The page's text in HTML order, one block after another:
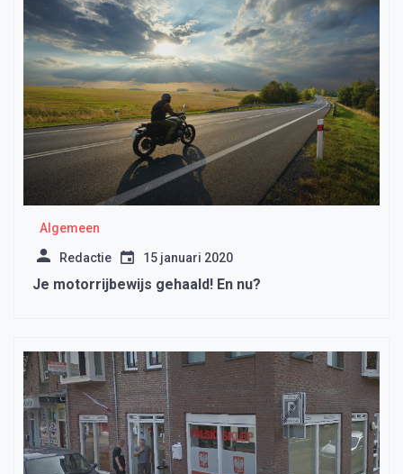
Algemeen
Redactie 15 januari 2020
Je motorrijbewijs gehaald! En nu?